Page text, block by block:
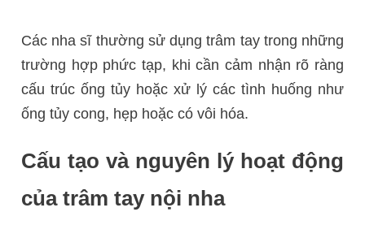
Các nha sĩ thường sử dụng trâm tay trong những
trường hợp phức tạp, khi cần cảm nhận rõ ràng
cấu trúc ống tủy hoặc xử lý các tình huống như
ống tủy cong, hẹp hoặc có vôi hóa.
Cấu tạo và nguyên lý hoạt động
của trâm tay nội nha